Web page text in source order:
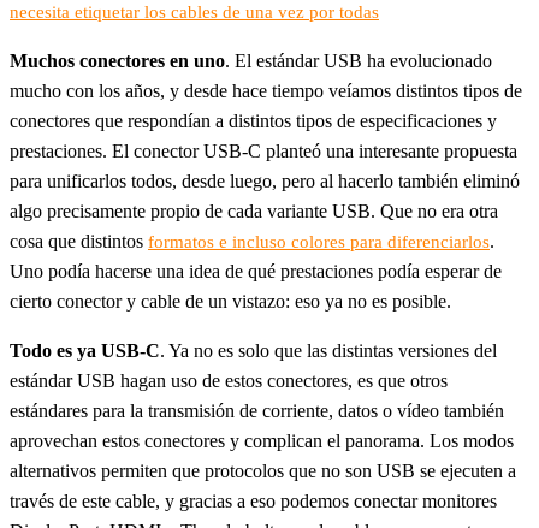
necesita etiquetar los cables de una vez por todas
Muchos conectores en uno. El estándar USB ha evolucionado
mucho con los años, y desde hace tiempo veíamos distintos tipos de
conectores que respondían a distintos tipos de especificaciones y
prestaciones. El conector USB-C planteó una interesante propuesta
para unificarlos todos, desde luego, pero al hacerlo también eliminó
algo precisamente propio de cada variante USB. Que no era otra
cosa que distintos formatos e incluso colores para diferenciarlos.
Uno podía hacerse una idea de qué prestaciones podía esperar de
cierto conector y cable de un vistazo: eso ya no es posible.
Todo es ya USB-C. Ya no es solo que las distintas versiones del
estándar USB hagan uso de estos conectores, es que otros
estándares para la transmisión de corriente, datos o vídeo también
aprovechan estos conectores y complican el panorama. Los modos
alternativos permiten que protocolos que no son USB se ejecuten a
través de este cable, y gracias a eso podemos conectar monitores